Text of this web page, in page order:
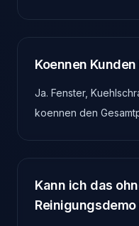
Koennen
Ja. Fenster,
koennen den
Kann ich das